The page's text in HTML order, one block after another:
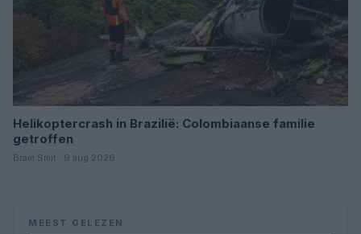
Helikoptercrash in Brazilië: Colombiaanse familie
getroffen
Bram Smit · 9 aug 2026
MEEST GELEZEN